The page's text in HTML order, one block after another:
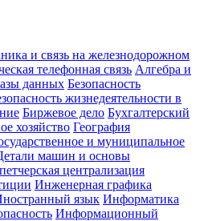
и связь на железнодорожном
телефонная связь Алгебра и
данных Безопасность
жизнедеятельности в
Биржевое дело Бухгалтерский
хозяйство География
и муниципальное
машин и основы
централизация
Инженерная графика
язык Информатика
Информационный